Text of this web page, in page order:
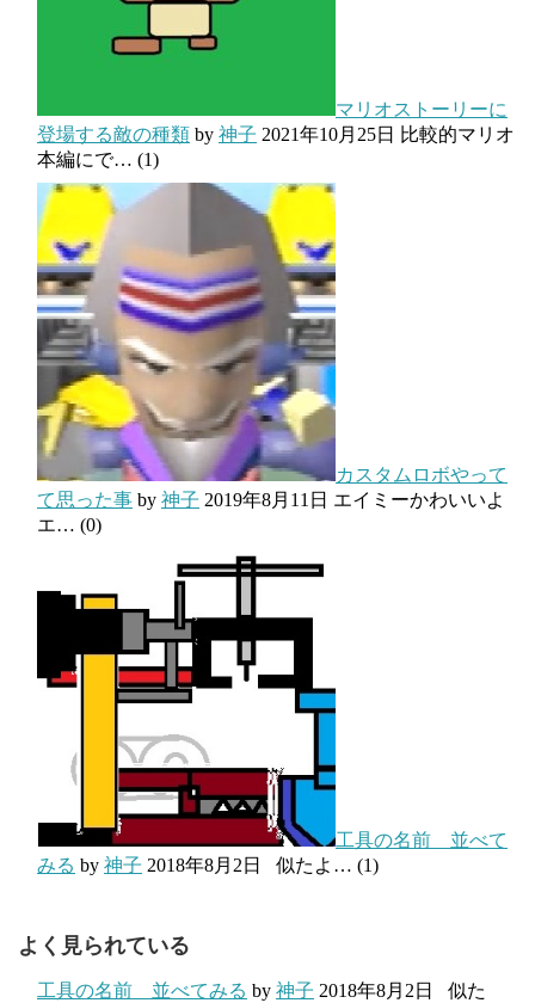
マリオストーリーに
登場する敵の種類 by 神子 2021年10月25日 比較的マリオ
本編にで… (1)
カスタムロボやって
て思った事 by 神子 2019年8月11日 エイミーかわいいよ
エ… (0)
工具の名前 並べて
みる by 神子 2018年8月2日 似たよ… (1)
よく見られている
工具の名前 並べてみる by 神子 2018年8月2日
似た